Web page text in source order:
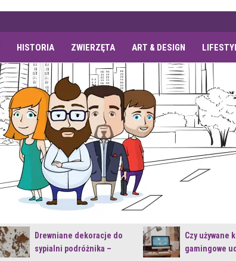
HISTORIA ZWIERZĘTA ART & DESIGN
Drewniane dekoracje do
sypialni podróżnika –
Czy używane
gamingowe